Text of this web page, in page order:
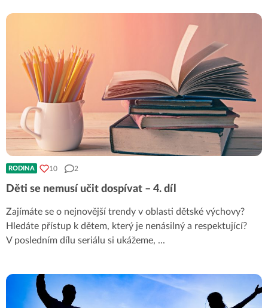
RODINA 10 2
Děti se nemusí učit dospívat – 4. díl
Zajímáte se o nejnovější trendy v oblasti dětské výchovy?
Hledáte přístup k dětem, který je nenásilný a respektující?
V posledním dílu seriálu si ukážeme, ...